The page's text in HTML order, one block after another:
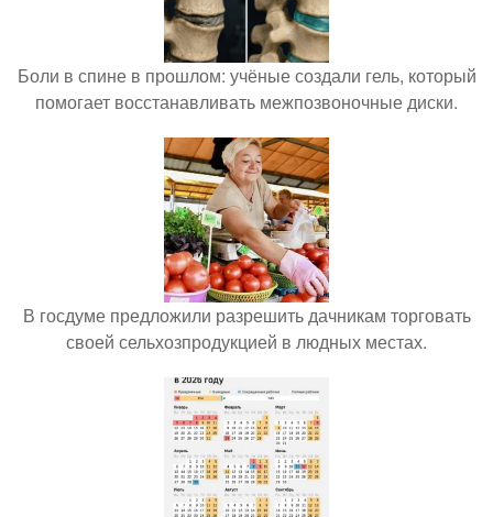
Боли в спине в прошлом: учёные создали гель, который
помогает восстанавливать межпозвоночные диски.
В госдуме предложили разрешить дачникам торговать
своей сельхозпродукцией в людных местах.